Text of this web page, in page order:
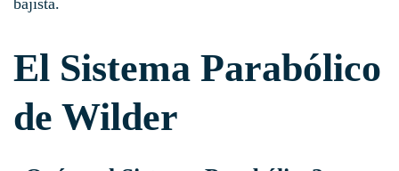
bajista.
El Sistema Parabólico
de Wilder